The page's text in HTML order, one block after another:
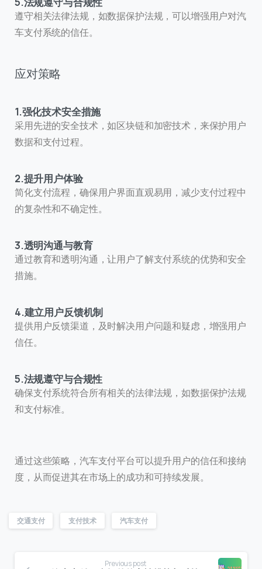
遵守相关法律法规，如数据保护法规，可以增强用户对汽
车支付系统的信任。
应对策略
1.强化技术安全措施
采用先进的安全技术，如区块链和加密技术，来保护用户
数据和支付过程。
2.提升用户体验
简化支付流程，确保用户界面直观易用，减少支付过程中
的复杂性和不确定性。
3.透明沟通与教育
通过教育和透明沟通，让用户了解支付系统的优势和安全
措施。
4.建立用户反馈机制
提供用户反馈渠道，及时解决用户问题和疑虑，增强用户
信任。
5.法规遵守与合规性
确保支付系统符合所有相关的法律法规，如数据保护法规
和支付标准。
通过这些策略，汽车支付平台可以提升用户的信任和接纳
度，从而促进其在市场上的成功和可持续发展。
交通支付 支付技术 汽车支付
Previous post